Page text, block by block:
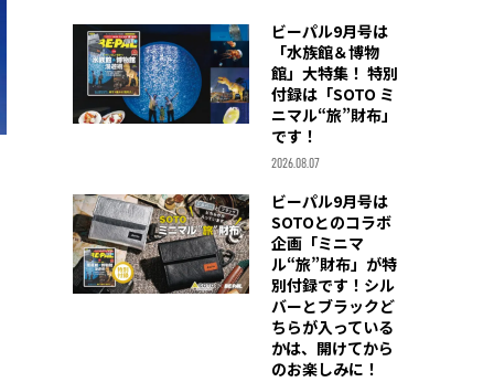
ビーパル9月号は
「水族館＆博物
館」大特集！ 特別
付録は「SOTO ミ
ニマル“旅”財布」
です！
2026.08.07
ビーパル9月号は
SOTOとのコラボ
企画「ミニマ
ル“旅”財布」が特
別付録です！シル
バーとブラックど
ちらが入っている
かは、開けてから
のお楽しみに！